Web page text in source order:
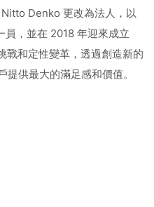
Denko 更改為法人，以
，並在 2018 年迎來成立
戰和定性變革，透過創造新的
供最大的滿足感和價值。